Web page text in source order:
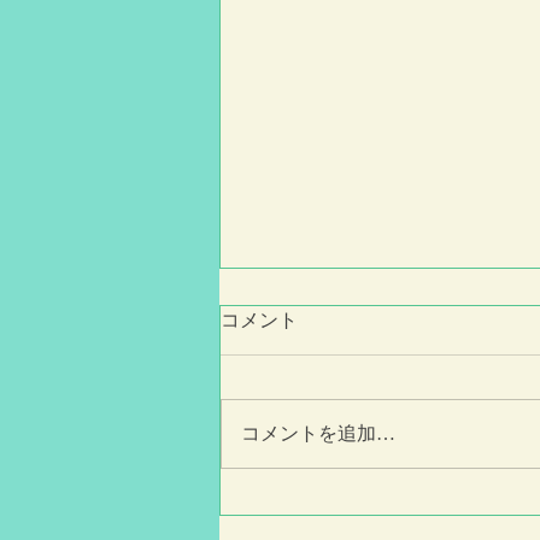
年末年始お休みのお知らせ
【年末年始お休み】 12月29日〜1
ましては1月4日より順次ご対応さ
せて頂きます。 ご理解の程宜し
コメント
コメントを追加…